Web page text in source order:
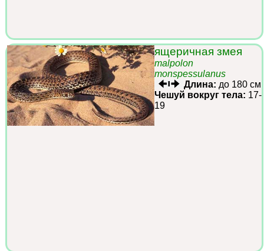
ящеричная змея
malpolon
monspessulanus
Длина: до 180 см
Чешуй вокруг тела: 17-
19